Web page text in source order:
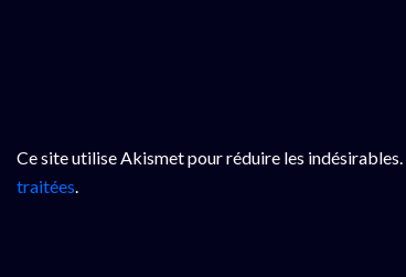
Ce site utilise Akismet pour réduire les indésirables.
traitées.